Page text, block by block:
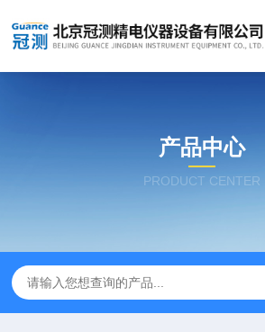
产品中心
PRODUCT CENTER